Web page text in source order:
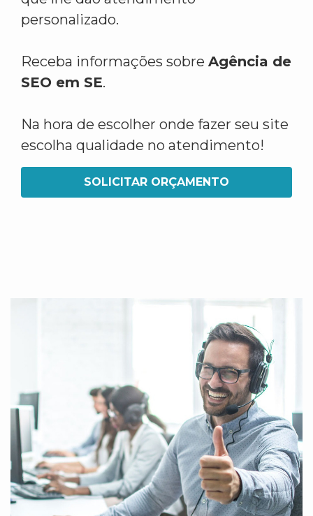
personalizado.
Receba informações sobre Agência de
SEO em SE.
Na hora de escolher onde fazer seu site
escolha qualidade no atendimento!
SOLICITAR ORÇAMENTO